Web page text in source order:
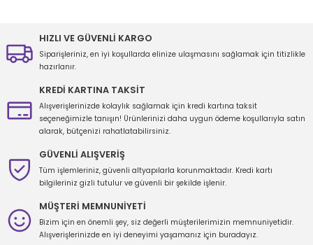
Ürün resmi kalitesiz, bozuk veya görüntülenemiyor.
Ürün bilgilerinde hatalar bulunuyor.
Ürün fiyatı diğer sitelerden daha pahalı.
Gönder
HIZLI VE GÜVENLİ KARGO
Siparişleriniz, en iyi koşullarda elinize ulaşmasını sağlamak için titizlikle
hazırlanır.
KREDİ KARTINA TAKSİT
Alışverişlerinizde kolaylık sağlamak için kredi kartına taksit
seçeneğimizle tanışın! Ürünlerinizi daha uygun ödeme koşullarıyla satın
alarak, bütçenizi rahatlatabilirsiniz.
GÜVENLİ ALIŞVERİŞ
Tüm işlemleriniz, güvenli altyapılarla korunmaktadır. Kredi kartı
bilgileriniz gizli tutulur ve güvenli bir şekilde işlenir.
MÜŞTERİ MEMNUNİYETİ
Bizim için en önemli şey, siz değerli müşterilerimizin memnuniyetidir.
Alışverişlerinizde en iyi deneyimi yaşamanız için buradayız.